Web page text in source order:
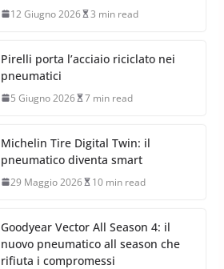
12 Giugno 2026 3 min read
Pirelli porta l’acciaio riciclato nei
pneumatici
5 Giugno 2026 7 min read
Michelin Tire Digital Twin: il
pneumatico diventa smart
29 Maggio 2026 10 min read
Goodyear Vector All Season 4: il
nuovo pneumatico all season che
rifiuta i compromessi